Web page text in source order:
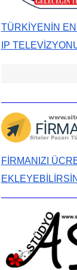
TÜRKİYENİN
IP
FİRMANIZI